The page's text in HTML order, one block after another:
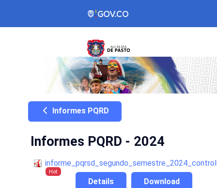
Informes PQRD
Informes PQRD - 2024
Hot
Download
Details